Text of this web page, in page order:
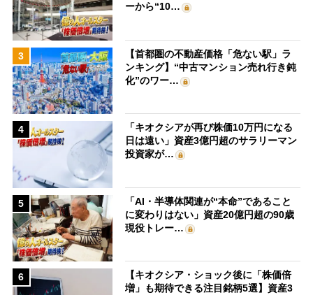
ーから“10…
3
【首都圏の不動産価格「危ない駅」ラ
ンキング】“中古マンション売れ行き鈍
化”のワー…
4
「キオクシアが再び株価10万円になる
日は遠い」資産3億円超のサラリーマン
投資家が…
5
「AI・半導体関連が“本命”であること
に変わりはない」資産20億円超の90歳
現役トレー…
6
【キオクシア・ショック後に「株価倍
増」も期待できる注目銘柄5選】資産3